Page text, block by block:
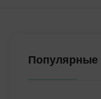
Популярные